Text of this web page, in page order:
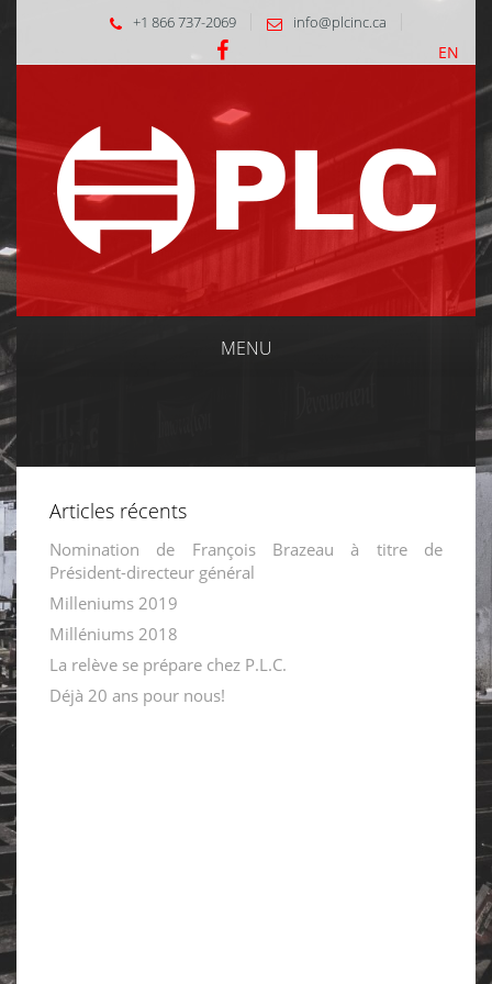
+1 866 737-2069 info@plcinc.ca
EN
MENU
Articles récents
Nomination de François Brazeau à titre de
Président-directeur général
Milleniums 2019
Milléniums 2018
La relève se prépare chez P.L.C.
Déjà 20 ans pour nous!